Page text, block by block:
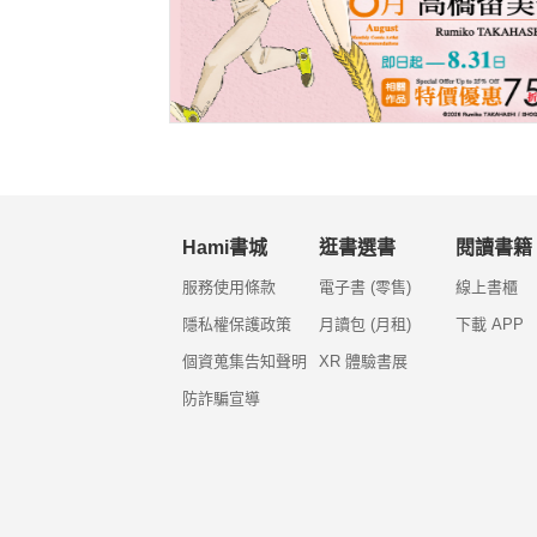
Hami書城
服務使用條款
隱私權保護政策
個資蒐集告知聲明
防詐騙宣導
逛書選書
電子書 (零售)
月讀包 (月租)
XR 體驗書展
閱讀書籍
線上書櫃
下載 APP